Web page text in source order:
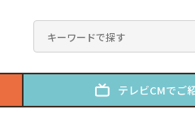
テレビCMでご